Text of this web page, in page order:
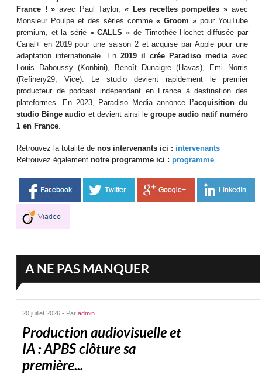
France ! » avec Paul Taylor,« Les recettes pompettes »avec
Monsieur Poulpe et des séries comme « Groom »pour YouTube
premium, et la série « CALLS » de Timothée Hochet diffusée par
Canal+ en 2019 pour une saison 2 et acquise par Apple pour une
adaptation internationale. En2019 il crée Paradiso mediaavec
Louis Daboussy (Konbini), Benoît Dunaigre (Havas), Emi Norris
(Refinery29, Vice). Le studio devient rapidement le premier
producteur de podcast indépendant en France à destination des
plateformes. En 2023, Paradiso Media annonce
l’acquisition du
studio Binge audio et devient ainsi legroupe audio natif numéro
1 en France.
Retrouvez la totalité denos intervenants ici : intervenants
Retrouvez égalementnotre programme ici :programme
A NE PAS MANQUER
20 juillet 2026 - Paradmin
Production audiovisuelle et
IA : APBS clôture sa
première...